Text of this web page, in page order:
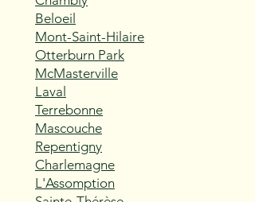
Beloeil
Mont-Saint-Hilaire
Otterburn Park
McMasterville
Laval
Terrebonne
Mascouche
Repentigny
Charlemagne
L'Assomption